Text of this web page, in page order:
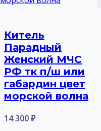
Китель
Парадный
Женский МЧС
РФ тк п/ш или
габардин цвет
морской волна
14 300₽